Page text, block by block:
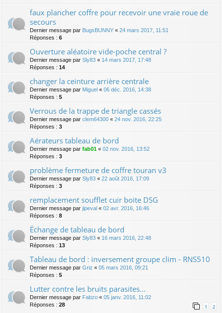
faux plancher coffre pour recevoir une vraie roue de
secours
Dernier message par BugsBUNNY « 24 mars 2017, 11:51
Réponses : 6
Ouverture aléatoire vide-poche central ?
Dernier message par Sly83 « 14 mars 2017, 17:48
Réponses : 14
changer la ceinture arrière centrale
Dernier message par Miguel « 06 déc. 2016, 14:38
Réponses : 5
Verrous de la trappe de triangle cassés
Dernier message par clem64300 « 24 nov. 2016, 22:25
Réponses : 3
Aérateurs tableau de bord
Dernier message par fab01 « 02 nov. 2016, 13:52
Réponses : 3
problème fermeture de coffre touran v3
Dernier message par Sly83 « 22 août 2016, 17:09
Réponses : 3
remplacement soufflet cuir boite DSG
Dernier message par jipeval « 02 avr. 2016, 16:46
Réponses : 8
Échange de tableau de bord
Dernier message par Sly83 « 16 mars 2016, 22:48
Réponses : 13
Tableau de bord : inversement groupe clim - RNS510
Dernier message par Griz « 05 mars 2016, 09:21
Réponses : 5
Lutter contre les bruits parasites...
Dernier message par Fabzo « 05 janv. 2016, 11:02
Réponses : 28 1 2